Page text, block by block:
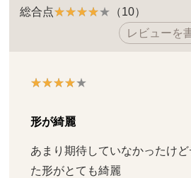
総合点
（10）
レビューを
形が綺麗
あまり期待していなかったけ
た形がとても綺麗